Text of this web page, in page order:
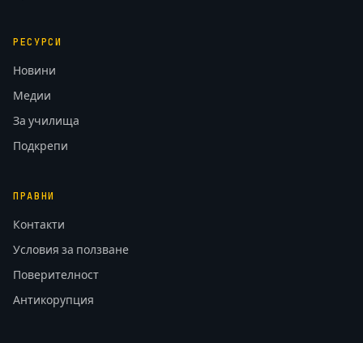
РЕСУРСИ
Новини
Медии
За училища
Подкрепи
ПРАВНИ
Контакти
Условия за ползване
Поверителност
Антикорупция